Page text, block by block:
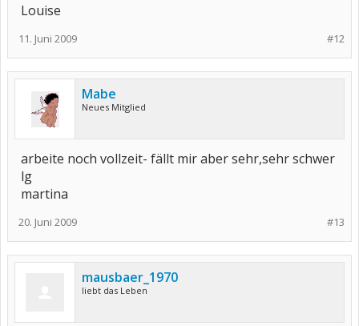
Louise
#12
11. Juni 2009
Mabe
Neues Mitglied
arbeite noch vollzeit- fällt mir aber sehr,sehr schwer
lg
martina
#13
20. Juni 2009
mausbaer_1970
liebt das Leben